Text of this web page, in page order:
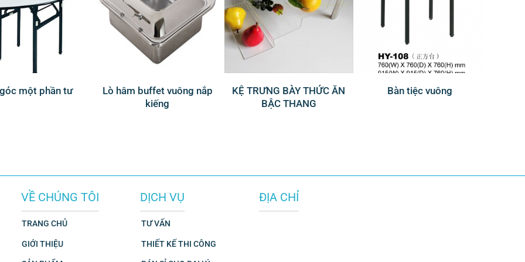
một phần tư
Lò hâm buffet vuông nắp
kiếng
KỆ TRƯNG BÀY THỨC ĂN
BẬC THANG
Bàn tiệc vuông
VỀ CHÚNG TÔI
TRANG CHỦ
GIỚI THIỆU
DỊCH VỤ
TƯ VẤN
THIẾT KẾ THI CÔNG
ĐỊA CHỈ